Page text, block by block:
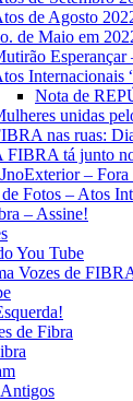
de Agosto
de Maio em
Internacionais
Nota de
unidas
nas ruas:
FIBRA tá junto
–
Fotos – Atos
– Assine!
You Tube
Vozes de
de Fibra